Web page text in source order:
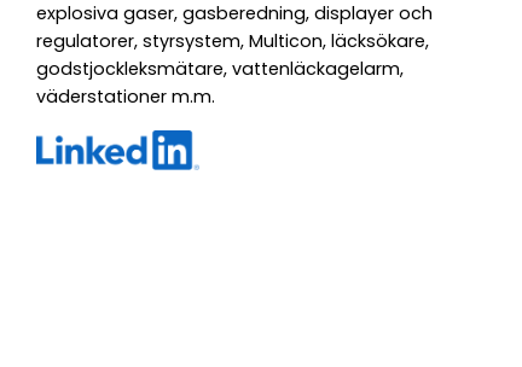
explosiva gaser, gasberedning, displayer och
regulatorer, styrsystem, Multicon, läcksökare,
godstjockleksmätare, vattenläckagelarm,
väderstationer m.m.